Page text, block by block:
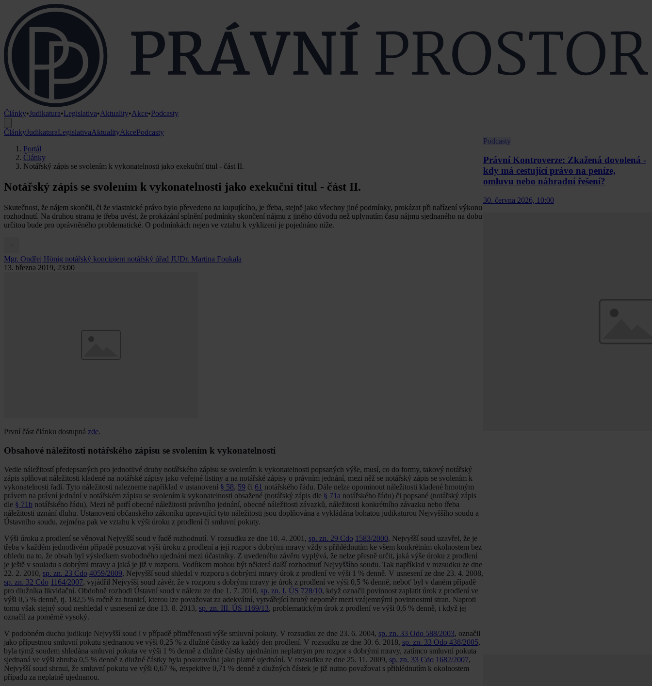
Články•Judikatura•Legislativa•Aktuality•Akce•Podcasty
ČlánkyJudikaturaLegislativaAktualityAkcePodcasty
Portál
Články
Notářský zápis se svolením k vykonatelnosti jako exekuční titul - část II.
Notářský zápis se svolením k vykonatelnosti jako exekuční titul - část II.
Skutečnost, že nájem skončil, či že vlastnické právo bylo převedeno na kupujícího, je třeba, stejně jako všechny jiné podmínky, prokázat při nařízení výkonu
rozhodnutí. Na druhou stranu je třeba uvést, že prokázání splnění podmínky skončení nájmu z jiného důvodu než uplynutím času nájmu sjednaného na dobu
určitou bude pro oprávněného problematické. O podmínkách nejen ve vztahu k vyklizení je pojednáno níže.
Mgr. Ondřej Hönig notářský koncipient notářský úřad JUDr. Martina Foukala
13. března 2019, 23:00
První část článku dostupná zde.
Obsahové náležitosti notářského zápisu se svolením k vykonatelnosti
Vedle náležitostí předepsaných pro jednotlivé druhy notářského zápisu se svolením k vykonatelnosti popsaných výše, musí, co do formy, takový notářský
zápis splňovat náležitosti kladené na notářské zápisy jako veřejné listiny a na notářské zápisy o právním jednání, mezi něž se notářský zápis se svolením k
vykonatelnosti řadí. Tyto náležitosti nalezneme například v ustanovení § 58, 59 či 61 notářského řádu. Dále nelze opominout náležitosti kladené hmotným
právem na právní jednání v notářském zápisu se svolením k vykonatelnosti obsažené (notářský zápis dle § 71a notářského řádu) či popsané (notářský zápis
dle § 71b notářského řádu). Mezi ně patří obecné náležitosti právního jednání, obecné náležitosti závazků, náležitosti konkrétního závazku nebo třeba
náležitosti uznání dluhu. Ustanovení občanského zákoníku upravující tyto náležitosti jsou doplňována a vykládána bohatou judikaturou Nejvyššího soudu a
Ústavního soudu, zejména pak ve vztahu k výši úroku z prodlení či smluvní pokuty.
Výši úroku z prodlení se věnoval Nejvyšší soud v řadě rozhodnutí. V rozsudku ze dne 10. 4. 2001, sp. zn. 29 Cdo 1583/2000, Nejvyšší soud uzavřel, že je
třeba v každém jednotlivém případě posuzovat výši úroku z prodlení a její rozpor s dobrými mravy vždy s přihlédnutím ke všem konkrétním okolnostem bez
ohledu na to, že obsah byl výsledkem svobodného ujednání mezi účastníky. Z uvedeného závěru vyplývá, že nelze přesně určit, jaká výše úroku z prodlení
je ještě v souladu s dobrými mravy a jaká je již v rozporu. Vodítkem mohou být některá další rozhodnutí Nejvyššího soudu. Tak například v rozsudku ze dne
22. 2. 2010, sp. zn. 23 Cdo 4059/2009, Nejvyšší soud shledal v rozporu s dobrými mravy úrok z prodlení ve výši 1 % denně. V usnesení ze dne 23. 4. 2008,
sp. zn. 32 Cdo 1164/2007, vyjádřil Nejvyšší soud závěr, že v rozporu s dobrými mravy je úrok z prodlení ve výši 0,5 % denně, neboť byl v daném případě
pro dlužníka likvidační. Obdobně rozhodl Ústavní soud v nálezu ze dne 1. 7. 2010, sp. zn. I. ÚS 728/10, když označil povinnost zaplatit úrok z prodlení ve
výši 0,5 % denně, tj. 182,5 % ročně za hranicí, kterou lze považovat za adekvátní, vytvářející hrubý nepoměr mezi vzájemnými povinnostmi stran. Naproti
tomu však stejný soud neshledal v usnesení ze dne 13. 8. 2013, sp. zn. III. ÚS 1169/13, problematickým úrok z prodlení ve výši 0,6 % denně, i když jej
označil za poměrně vysoký.
V podobném duchu judikuje Nejvyšší soud i v případě přiměřenosti výše smluvní pokuty. V rozsudku ze dne 23. 6. 2004, sp. zn. 33 Odo 588/2003, označil
jako přípustnou smluvní pokutu sjednanou ve výši 0,25 % z dlužné částky za každý den prodlení. V rozsudku ze dne 30. 6. 2018, sp. zn. 33 Odo 438/2005,
byla týmž soudem shledána smluvní pokuta ve výši 1 % denně z dlužné částky ujednáním neplatným pro rozpor s dobrými mravy, zatímco smluvní pokuta
sjednaná ve výši zhruba 0,5 % denně z dlužné částky byla posuzována jako platné ujednání. V rozsudku ze dne 25. 11. 2009, sp. zn. 33 Cdo 1682/2007,
Nejvyšší soud shrnul, že smluvní pokutu ve výši 0,67 %, respektive 0,71 % denně z dlužných částek je již nutno považovat s přihlédnutím k okolnostem
případu za neplatně ujednanou.
Podcasty
Právní Kontroverze: Zkažená dovolená -
kdy má cestující právo na peníze,
omluvu nebo náhradní řešení?
30. června 2026, 10:00